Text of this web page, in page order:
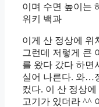
이며 수면 높이는
위키 백과
이게 산 정상에 위
그런데 저렇게 큰
를 왔다 갔다 하면
실어 나른다. 와…
컸다. 이 산 정상
고기가 있더라 ^^